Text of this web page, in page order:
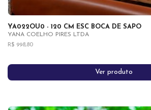
YA022OU0 - 120 CM ESC BOCA DE SAPO
YANA COELHO PIRES LTDA
R$ 998,80
Ver produto